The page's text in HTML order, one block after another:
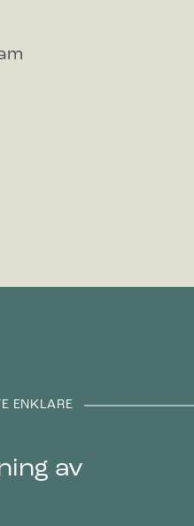
ENKLARE
av